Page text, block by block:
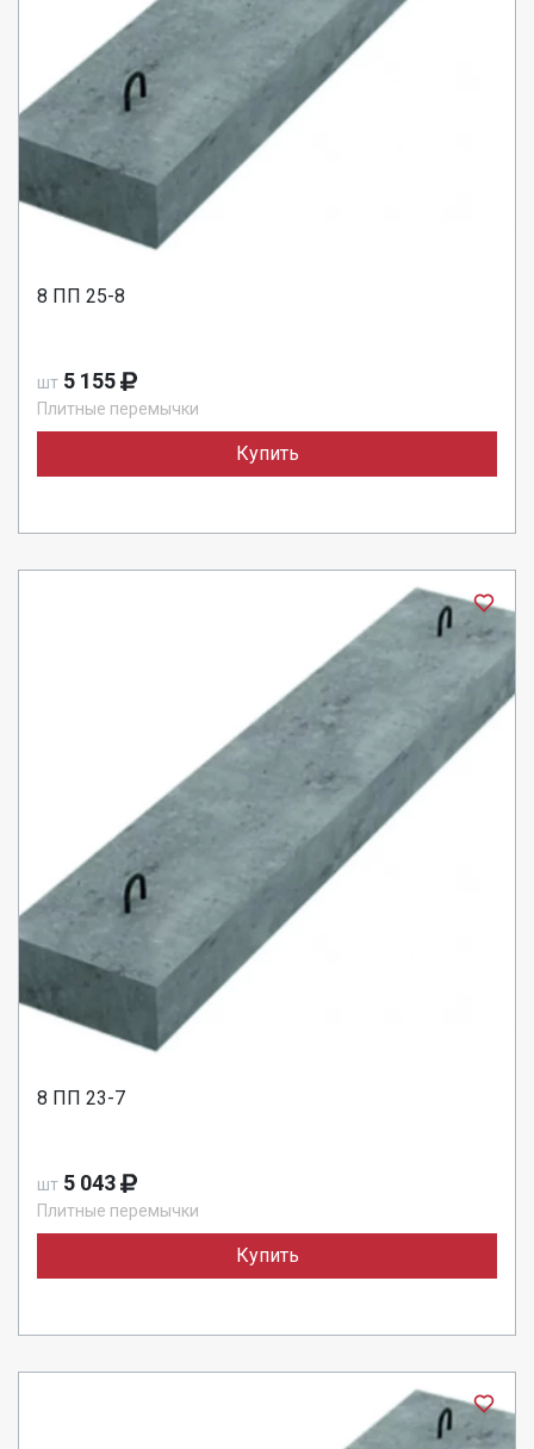
8 ПП 25-8
шт 5 155
Плитные перемычки
Купить
8 ПП 23-7
шт 5 043
Плитные перемычки
Купить